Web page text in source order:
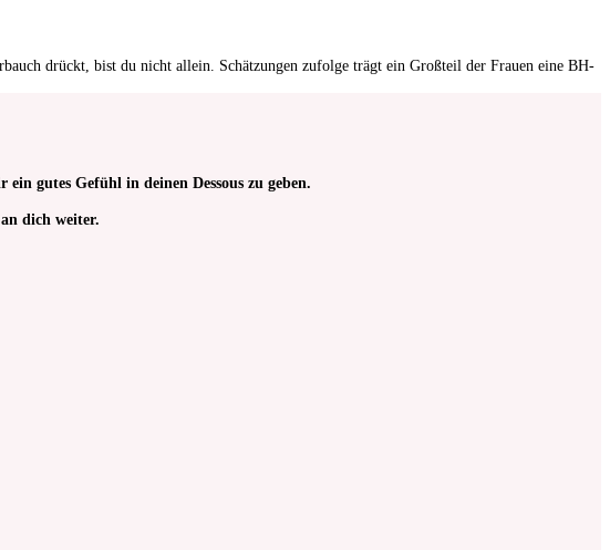
drückt, bist du nicht allein. Schätzungen zufolge trägt ein Großteil der Frauen eine BH-
gutes Gefühl in deinen Dessous zu geben.
dich weiter.